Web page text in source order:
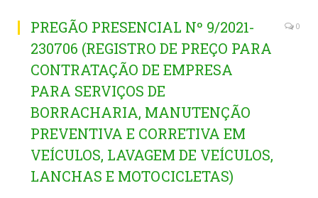
PREGÃO PRESENCIAL Nº 9/2021-
230706 (REGISTRO DE PREÇO PARA
CONTRATAÇÃO DE EMPRESA
PARA SERVIÇOS DE
BORRACHARIA, MANUTENÇÃO
PREVENTIVA E CORRETIVA EM
VEÍCULOS, LAVAGEM DE VEÍCULOS,
LANCHAS E MOTOCICLETAS)
0